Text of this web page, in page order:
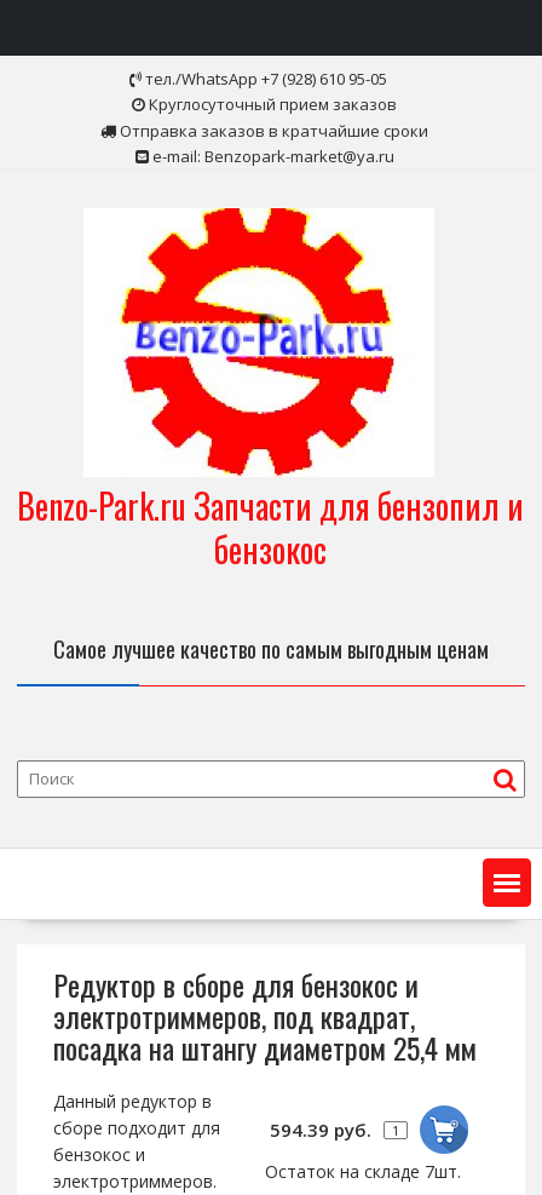
тел./WhatsApp +7 (928) 610 95-05
Круглосуточный прием заказов
Отправка заказов в кратчайшие сроки
e-mail: Benzopark-market@ya.ru
Benzo-Park.ru Запчасти для бензопил и
бензокос
Самое лучшее качество по самым выгодным ценам
Редуктор в сборе для бензокос и
электротриммеров, под квадрат,
посадка на штангу диаметром 25,4 мм
594.39 руб.
Остаток на складе 7шт.
Данный редуктор в
сборе подходит для
бензокос и
электротриммеров.